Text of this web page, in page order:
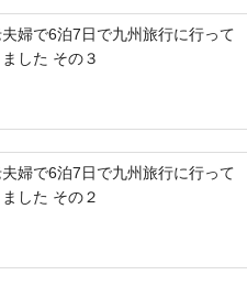
婦で6泊7日で九州旅行に行って
した その３
婦で6泊7日で九州旅行に行って
した その２